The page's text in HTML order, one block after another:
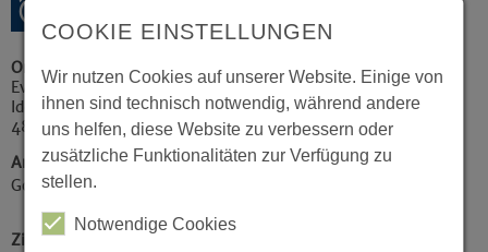
Ort
Ev. Markus-Kirche
Idenbrockplatz 4
48159 Münster
Art der Veranstaltung / Kategorie
Gottesdienste
Zielgruppe
COOKIE EINSTELLUNGEN
Wir nutzen Cookies auf unserer Website. Einige von
ihnen sind technisch notwendig, während andere
uns helfen, diese Website zu verbessern oder
zusätzliche Funktionalitäten zur Verfügung zu
stellen.
Notwendige Cookies